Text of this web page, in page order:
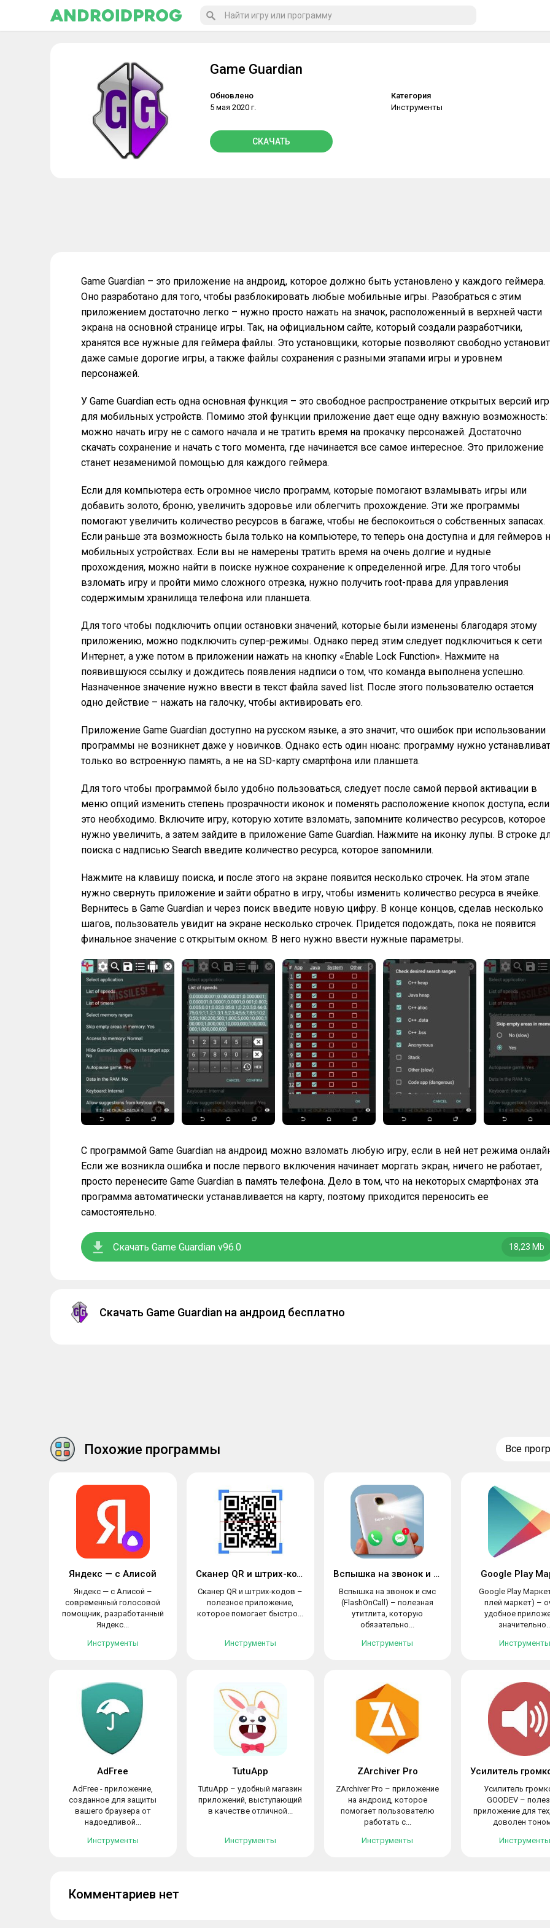
Game Guardian
Обновлено
5 мая 2020 г.
Категория
Инструменты
СКАЧАТЬ
Game Guardian – это приложение на андроид, которое должно быть установлено у каждого геймера.
Оно разработано для того, чтобы разблокировать любые мобильные игры. Разобраться с этим
приложением достаточно легко – нужно просто нажать на значок, расположенный в верхней части
экрана на основной странице игры. Так, на официальном сайте, который создали разработчики,
хранятся все нужные для геймера файлы. Это установщики, которые позволяют свободно
даже самые дорогие игры, а также файлы сохранения с разными этапами игры и уровнем
персонажей.
У Game Guardian есть одна основная функция – это свободное распространение открытых версий игр
для мобильных устройств. Помимо этой функции приложение дает еще одну важную возможность:
можно начать игру не с самого начала и не тратить время на прокачку персонажей. Достаточно
скачать сохранение и начать с того момента, где начинается все самое интересное. Это приложение
станет незаменимой помощью для каждого геймера.
Если для компьютера есть огромное число программ, которые помогают взламывать игры или
добавить золото, броню, увеличить здоровье или облегчить прохождение. Эти же программы
помогают увеличить количество ресурсов в багаже, чтобы не беспокоиться о собственных запасах.
Если раньше эта возможность была только на компьютере, то теперь она доступна и для геймеров
мобильных устройствах. Если вы не намерены тратить время на очень долгие и нудные
прохождения, можно найти в поиске нужное сохранение к определенной игре. Для того чтобы
взломать игру и пройти мимо сложного отрезка, нужно получить root-права для управления
содержимым хранилища телефона или планшета.
Для того чтобы подключить опции остановки значений, которые были изменены благодаря этому
приложению, можно подключить супер-режимы. Однако перед этим следует подключиться к сети
Интернет, а уже потом в приложении нажать на кнопку «Enable Lock Function». Нажмите на
появившуюся ссылку и дождитесь появления надписи о том, что команда выполнена успешно.
Назначенное значение нужно ввести в текст файла saved list. После этого пользователю остается
одно действие – нажать на галочку, чтобы активировать его.
Приложение Game Guardian доступно на русском языке, а это значит, что ошибок при использовании
программы не возникнет даже у новичков. Однако есть один нюанс: программу нужно
только во встроенную память, а не на SD-карту смартфона или планшета.
Для того чтобы программой было удобно пользоваться, следует после самой первой активации в
меню опций изменить степень прозрачности иконок и поменять расположение кнопок доступа, если
это необходимо. Включите игру, которую хотите взломать, запомните количество ресурсов, которое
нужно увеличить, а затем зайдите в приложение Game Guardian. Нажмите на иконку лупы. В строке
поиска с надписью Search введите количество ресурса, которое запомнили.
Нажмите на клавишу поиска, и после этого на экране появится несколько строчек. На этом этапе
нужно свернуть приложение и зайти обратно в игру, чтобы изменить количество ресурса в ячейке.
Вернитесь в Game Guardian и через поиск введите новую цифру. В конце концов, сделав несколько
шагов, пользователь увидит на экране несколько строчек. Придется подождать, пока не появится
финальное значение с открытым окном. В него нужно ввести нужные параметры.
С программой Game Guardian на андроид можно взломать любую игру, если в ней нет режима
Если же возникла ошибка и после первого включения начинает моргать экран, ничего не работает,
просто перенесите Game Guardian в память телефона. Дело в том, что на некоторых смартфонах эта
программа автоматически устанавливается на карту, поэтому приходится переносить ее
самостоятельно.
Скачать Game Guardian v96.0 18,23 Mb
Скачать Game Guardian на андроид бесплатно
Похожие программы Все
Яндекс — с Алисой
Яндекс — с Алисой –
современный голосовой
помощник, разработанный
Яндекс...
Инструменты
Сканер QR и штрих-кодов
Сканер QR и штрих-кодов –
полезное приложение,
которое помогает быстро...
Инструменты
Вспышка на звонок и смс
Вспышка на звонок и смс
(FlashOnCall) – полезная
утитлита, которую
обязательно...
Инструменты
Google Play
Google Play
плей маркет) –
удобное
AdFree
AdFree - приложение,
созданное для защиты
вашего браузера от
надоедливой...
Инструменты
TutuApp
TutuApp – удобный магазин
приложений, выступающий
в качестве отличной...
Инструменты
ZArchiver Pro
ZArchiver Pro – приложение
на андроид, которое
помогает пользователю
работать с...
Инструменты
Усилитель
GOODEV –
приложение для
доволен
Комментариев нет